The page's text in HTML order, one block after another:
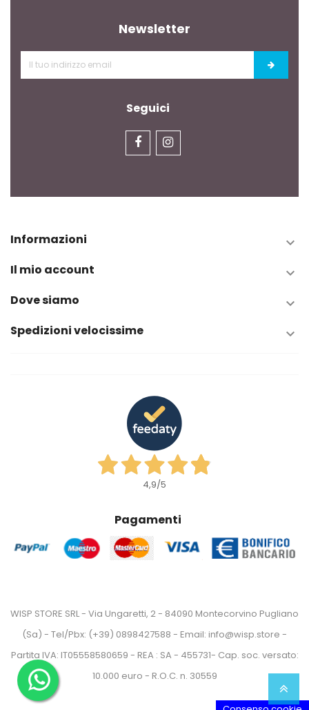
Newsletter
Seguici
Informazioni 
Il mio account 
Dove siamo 
Spedizioni velocissime 
4,9/5
Pagamenti
WISP STORE SRL - Via Ungaretti, 2 - 84090 Montecorvino Pugliano
(Sa) - Tel/Pbx: (+39) 0898427588 - Email: info@wisp.store -
Partita IVA: IT05558580659 - REA : SA - 455731- Cap. soc. versato:
10.000 euro - R.O.C. n. 30559